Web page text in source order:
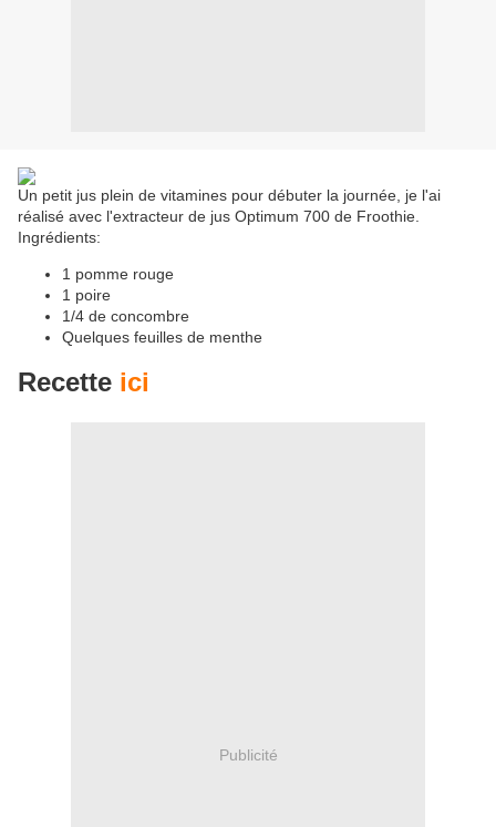
Un petit jus plein de vitamines pour débuter la journée, je l'ai
réalisé avec l'extracteur de jus Optimum 700 de Froothie.
Ingrédients:
1 pomme rouge
1 poire
1/4 de concombre
Quelques feuilles de menthe
Recette ici
Publicité